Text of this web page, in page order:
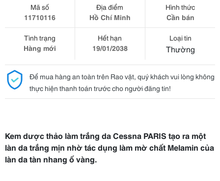
Mã số
11710116
Địa điểm
Hồ Chí Minh
Hình thức
Cần bán
Tình trạng
Hàng mới
Hết hạn
19/01/2038
Loại tin
Thường
Để mua hàng an toàn trên Rao vặt, quý khách vui lòng không
thực hiện thanh toán trước cho người đăng tin!
Kem dược thảo làm trắng da Cessna PARIS tạo ra một
làn da trắng mịn nhờ tác dụng làm mờ chất Melamin của
làn da tàn nhang ố vàng.